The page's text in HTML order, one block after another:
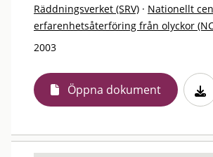
Räddningsverket (SRV) · Nationellt
erfarenhetsåterföring från olyckor
2003
Öppna dokument